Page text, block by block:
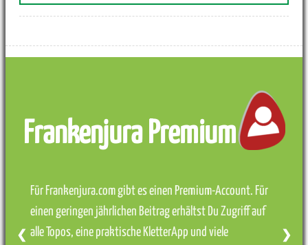
Frankenjura Premium
Für Frankenjura.com gibt es einen Premium-Account. Für
einen geringen jährlichen Beitrag erhältst Du Zugriff auf
alle Topos, eine praktische KletterApp und viele
❮ ❯